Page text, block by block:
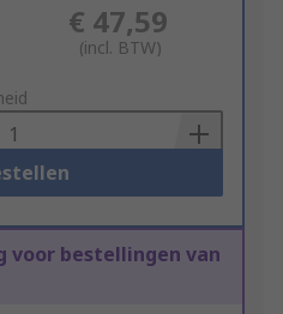
€ 47,59
(incl. BTW)
voor bestellingen van